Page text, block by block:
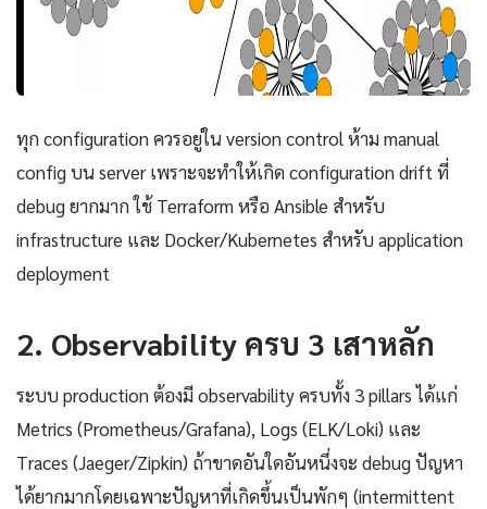
ทุก configuration ควรอยู่ใน version control ห้าม manual
config บน server เพราะจะทำให้เกิด configuration drift ที่
debug ยากมาก ใช้ Terraform หรือ Ansible สำหรับ
infrastructure และ Docker/Kubernetes สำหรับ application
deployment
2. Observability ครบ 3 เสาหลัก
ระบบ production ต้องมี observability ครบทั้ง 3 pillars ได้แก่
Metrics (Prometheus/Grafana), Logs (ELK/Loki) และ
Traces (Jaeger/Zipkin) ถ้าขาดอันใดอันหนึ่งจะ debug ปัญหา
ได้ยากมากโดยเฉพาะปัญหาที่เกิดขึ้นเป็นพักๆ (intermittent